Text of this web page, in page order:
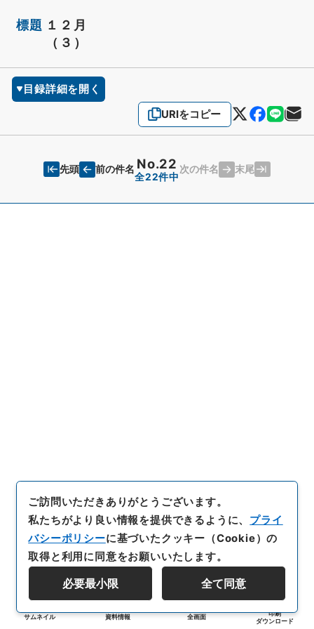
標題 １２月
（３）
目録詳細を開く
URIをコピー
先頭 前の件名 No.22
全22件中
次の件名 末尾
サムネイル 資料情報 全画面
印刷
ダウンロード
ご訪問いただきありがとうございます。
私たちがより良い情報を提供できるように、 プライ
バシーポリシーに基づいたクッキー（Cookie）の
取得と利用に同意をお願いいたします。
必要最小限 全て同意